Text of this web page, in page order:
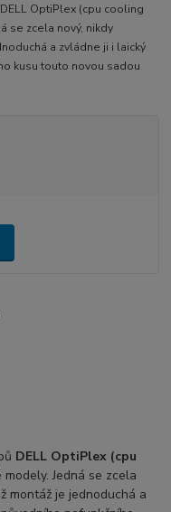
OptiPlex (cpu cooling
se zcela nový, nikdy
a zvládne ji i laický
kusu touto novou sadou
DELL OptiPlex (cpu
Jedná se zcela
montáž je jednoduchá a